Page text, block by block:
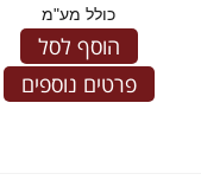
כולל מע"מ
הוסף לסל
פרטים נוספים